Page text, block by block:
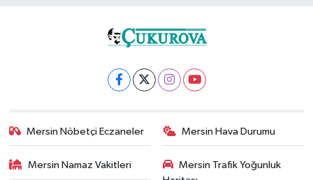
Mersin Nöbetçi Eczaneler Mersin Hava Durumu
Mersin Namaz Vakitleri
Mersin Trafik Yoğunluk